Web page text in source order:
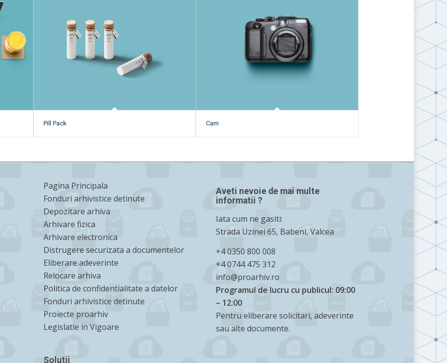
Pill Pack Cam
Pagina Principala
Fonduri arhivistice detinute
Depozitare arhiva
Arhivare fizica
Arhivare electronica
Distrugere securizata a documentelor
Eliberare adeverinte
Relocare arhiva
Politica de confidentialitate a datelor
Fonduri arhivistice detinute
Proiecte proarhiv
Legislatie in Vigoare
Solutii
Aveti nevoie de mai multe
informatii ?
Iata cum ne gasiti:
Strada Uzinei 65, Babeni, Valcea
+4 0350 800 008
+4 0744 475 312
info@proarhiv.ro
Programul de lucru cu publicul: 09:00
– 12:00
Pentru eliberare solicitari, adeverinte
sau alte documente.